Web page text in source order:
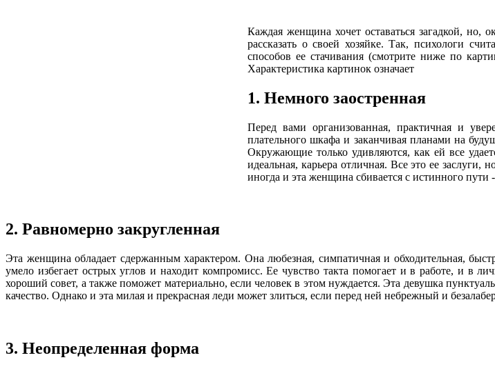
Каждая женщина хочет оставаться загадкой, но,
рассказать о своей хозяйке. Так, психологи
способов ее стачивания (смотрите ниже по
Характеристика картинок означает
1. Немного заостренная
Перед вами организованная, практичная и
плательного шкафа и заканчивая планами на
Окружающие только удивляются, как ей все
идеальная, карьера отличная. Все это ее заслуги,
иногда и эта женщина сбивается с истинного пути
2. Равномерно закругленная
Эта женщина обладает сдержанным характером. Она любезная, симпатичная и обходительная,
умело избегает острых углов и находит компромисс. Ее чувство такта помогает и в работе, и в
хороший совет, а также поможет материально, если человек в этом нуждается. Эта девушка
качество. Однако и эта милая и прекрасная леди может злиться, если перед ней небрежный и
3. Неопределенная форма